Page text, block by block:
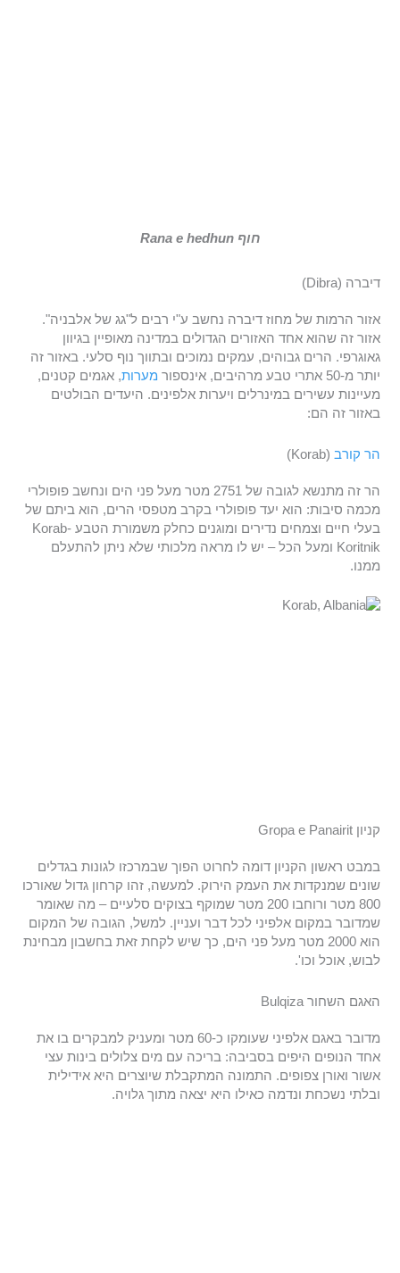
חוף Rana e hedhun
דיברה (Dibra)
אזור הרמות של מחוז דיברה נחשב ע"י רבים ל"גג של אלבניה".
אזור זה שהוא אחד האזורים הגדולים במדינה מאופיין בגיוון
גאוגרפי. הרים גבוהים, עמקים נמוכים ובתווך נוף סלעי. באזור זה
יותר מ-50 אתרי טבע מרהיבים, אינספור
מערות, אגמים קטנים,
מעיינות עשירים במינרלים ויערות אלפינים. היעדים הבולטים
באזור זה הם:
הר קורב (Korab)
הר זה מתנשא לגובה של 2751 מטר מעל פני הים ונחשב פופולרי
מכמה סיבות: הוא יעד פופולרי בקרב מטפסי הרים, הוא ביתם של
בעלי חיים וצמחים נדירים ומוגנים כחלק משמורת הטבע Korab-
Koritnik ומעל הכל – יש לו מראה מלכותי שלא ניתן להתעלם
ממנו.
קניון Gropa e Panairit
במבט ראשון הקניון דומה לחרוט הפוך שבמרכזו לגונות בגדלים
שונים שמנקדות את העמק הירוק. למעשה, זהו קרחון גדול שאורכו
800 מטר ורוחבו 200 מטר שמוקף בצוקים סלעיים – מה שאומר
שמדובר במקום אלפיני לכל דבר ועניין. למשל, הגובה של המקום
הוא 2000 מטר מעל פני הים, כך שיש לקחת זאת בחשבון מבחינת
לבוש, אוכל וכו'.
האגם השחור Bulqiza
מדובר באגם אלפיני שעומקו כ-60 מטר ומעניק למבקרים בו את
אחד הנופים היפים בסביבה: בריכה עם מים צלולים בינות עצי
אשור ואורן צפופים. התמונה המתקבלת שיוצרים היא אידילית
ובלתי נשכחת ונדמה כאילו היא יצאה מתוך גלויה.